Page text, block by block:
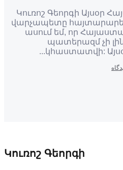
Կուռոշ Գեորգի
վարչապետը
ասում եմ, որ
պատերազմ
Կուռոշ Գեորգի